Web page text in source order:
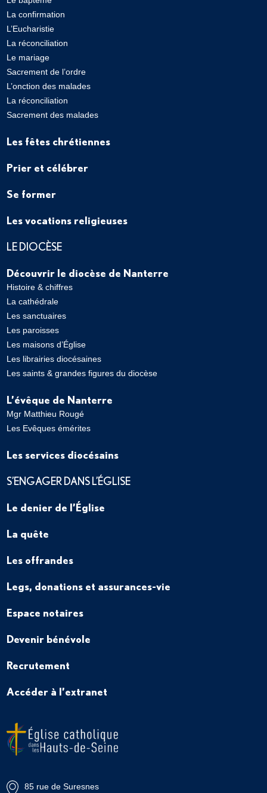
La confirmation
L’Eucharistie
La réconciliation
Le mariage
Sacrement de l’ordre
L’onction des malades
La réconciliation
Sacrement des malades
Les fêtes chrétiennes
Prier et célébrer
Se former
Les vocations religieuses
LE DIOCÈSE
Découvrir le diocèse de Nanterre
Histoire & chiffres
La cathédrale
Les sanctuaires
Les paroisses
Les maisons d’Église
Les librairies diocésaines
Les saints & grandes figures du diocèse
L’évêque de Nanterre
Mgr Matthieu Rougé
Les Evêques émérites
Les services diocésains
S’ENGAGER DANS L’ÉGLISE
Le denier de l’Église
La quête
Les offrandes
Legs, donations et assurances-vie
Espace notaires
Devenir bénévole
Recrutement
Accéder à l’extranet
85 rue de Suresnes